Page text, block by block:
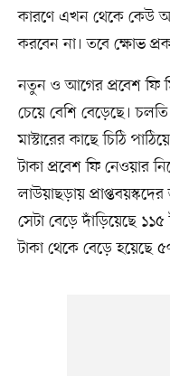
কারণে এখন থেকে কেউ
করবেন না। তবে ক্ষোভ
নতুন ও আগের প্রবেশ ফি
চেয়ে বেশি বেড়েছে।
মাস্টারের কাছে চিঠি
টাকা প্রবেশ ফি নেওয়ার
লাউয়াছড়ায়
সেটা বেড়ে দাঁড়িয়েছে ১১৫
টাকা থেকে বেড়ে হয়েছে